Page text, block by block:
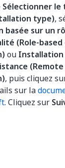
Sélectionner
type),
basée sur un
(Role-
ou Installation
, puis cliquez
sur la
. Cliquez sur